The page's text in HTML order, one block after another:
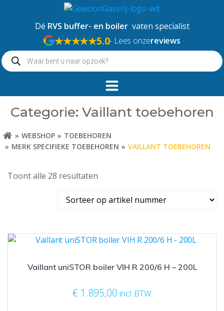
Naar
inhoud
springen
Dé RVS buffer- en boiler vaten specialist
★★★★★5.0- Lees onzereviews
Producten
zoeken
Categorie: Vaillant toebehoren
WEBSHOP
TOEBEHOREN
MERK SPECIFIEKE TOEBEHOREN
VAILLANT TOEBEHOREN
Toont alle 28 resultaten
Vaillant uniSTOR boiler VIH R 200/6 H – 200L
€ 1.895,00 incl. BTW